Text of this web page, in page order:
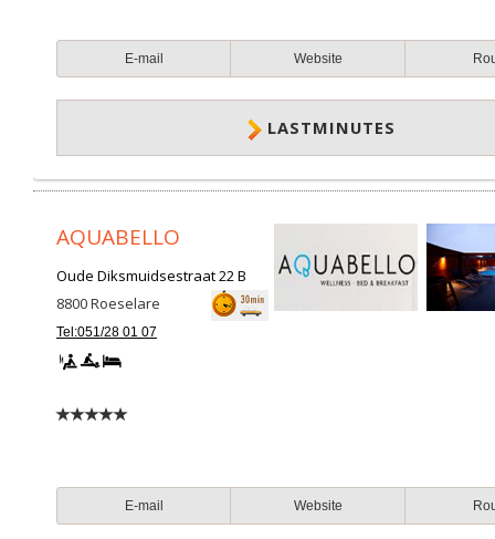
E-mail Website
LASTMINUTES
AQUABELLO
Oude Diksmuidsestraat 22 B
8800Roeselare
Tel:051/28 01 07
E-mail Website